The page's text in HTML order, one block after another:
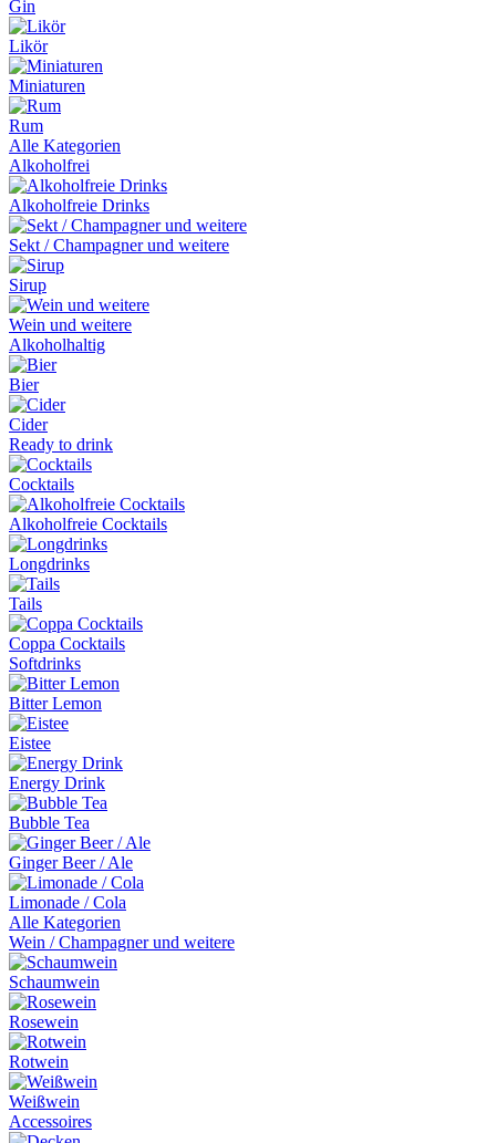
Gin
Likör
Miniaturen
Rum
Alle Kategorien
Alkoholfrei
Alkoholfreie Drinks
Sekt / Champagner und weitere
Sirup
Wein und weitere
Alkoholhaltig
Bier
Cider
Ready to drink
Cocktails
Alkoholfreie Cocktails
Longdrinks
Tails
Coppa Cocktails
Softdrinks
Bitter Lemon
Eistee
Energy Drink
Bubble Tea
Ginger Beer / Ale
Limonade / Cola
Alle Kategorien
Wein / Champagner und weitere
Schaumwein
Rosewein
Rotwein
Weißwein
Accessoires